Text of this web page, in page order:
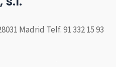
Madrid Telf. 91 332 15 93